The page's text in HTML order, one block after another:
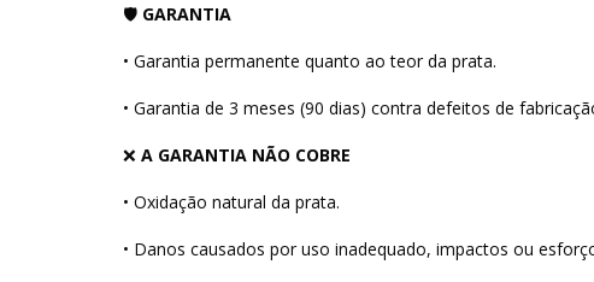
🛡 GARANTIA
• Garantia permanente quanto ao teor da prata.
• Garantia de 3 meses (90 dias) contra defeitos de
❌ A GARANTIA NÃO COBRE
• Oxidação natural da prata.
• Danos causados por uso inadequado, impactos ou